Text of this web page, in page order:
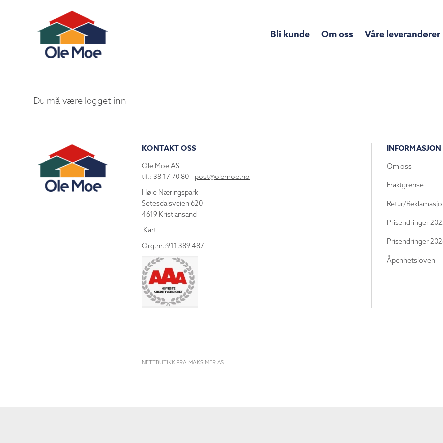
Bli kunde Om oss Våre leverandører
Du må være logget inn
KONTAKT OSS
Ole Moe AS
tlf.: 38 17 70 80 post@olemoe.no
Høie Næringspark
Setesdalsveien 620
4619 Kristiansand
Kart
Org.nr.:911 389 487
INFORMASJON
Om oss
Fraktgrense
Retur/
Prisendringer
Prisendringer
Åpenhetsloven
NETTBUTIKK FRA MAKSIMER AS